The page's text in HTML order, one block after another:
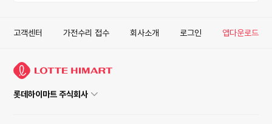
고객센터 가전수리 접수 회사소개 로그인 앱다운로드
롯데하이마트 주식회사